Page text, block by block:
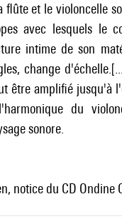
flûte et le violoncelle
avec lesquels le
intime de son
change
être amplifié jusqu'à
du
sonore.
notice du CD Ondine